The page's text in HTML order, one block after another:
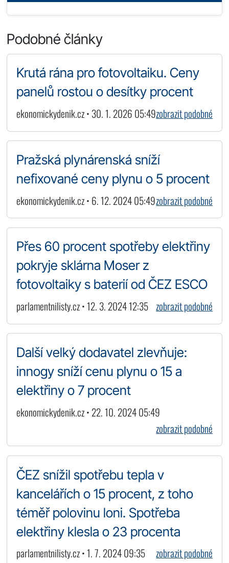
Podobné články
Krutá rána pro fotovoltaiku. Ceny
panelů rostou o desítky procent
ekonomickydenik.cz • 30. 1. 2026 05:49zobrazit podobné
Pražská plynárenská sníží
nefixované ceny plynu o 5 procent
ekonomickydenik.cz • 6. 12. 2024 05:49zobrazit podobné
Přes 60 procent spotřeby elektřiny
pokryje sklárna Moser z
fotovoltaiky s baterií od ČEZ ESCO
parlamentnilisty.cz • 12. 3. 2024 12:35 zobrazit podobné
Další velký dodavatel zlevňuje:
innogy sníží cenu plynu o 15 a
elektřiny o 7 procent
ekonomickydenik.cz • 22. 10. 2024 05:49
zobrazit podobné
ČEZ snížil spotřebu tepla v
kancelářích o 15 procent, z toho
téměř polovinu loni. Spotřeba
elektřiny klesla o 23 procenta
parlamentnilisty.cz • 1. 7. 2024 09:35 zobrazit podobné